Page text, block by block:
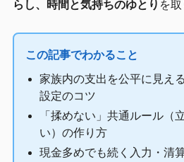
らし、時間と気持ちのゆとり を
この記事でわかること
家族内の支出を公平に見え
設定のコツ
「揉めない」共通ルール（
い）の作り方
現金多めでも続く入力・清